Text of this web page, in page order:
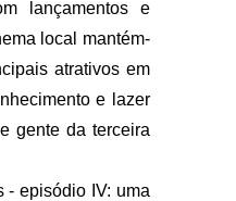
lançamentos e
local mantém-
atrativos em
e lazer
gente da terceira
- episódio IV: uma